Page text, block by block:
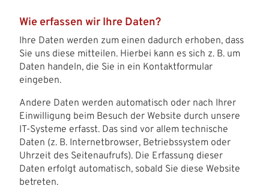
Wie erfassen wir Ihre Daten?
Ihre Daten werden zum einen dadurch erhoben, dass
Sie uns diese mitteilen. Hierbei kann es sich z. B. um
Daten handeln, die Sie in ein Kontaktformular
eingeben.
Andere Daten werden automatisch oder nach Ihrer
Einwilligung beim Besuch der Website durch unsere
IT-Systeme erfasst. Das sind vor allem technische
Daten (z. B. Internetbrowser, Betriebssystem oder
Uhrzeit des Seitenaufrufs). Die Erfassung dieser
Daten erfolgt automatisch, sobald Sie diese Website
betreten.